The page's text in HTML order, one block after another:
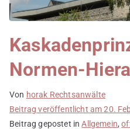
Normen-
Von horak Rechtsanwälte
Beitrag veröffentlicht am20.
Beitrag gepostet inAllgemein,